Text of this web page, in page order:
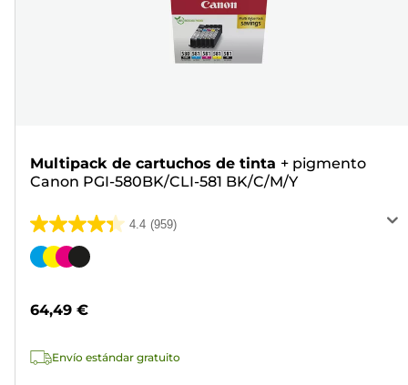
Multipack de cartuchos de tinta + pigmento
Canon PGI-580BK/CLI-581 BK/C/M/Y
4.4 (959)
4.4
de
959
Cartucho
color
64,49 €
Envío estándar gratuito